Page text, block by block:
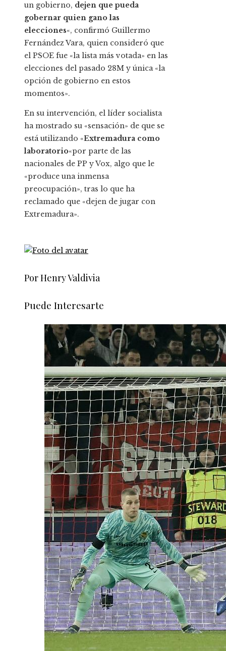
un gobierno, dejen que pueda
gobernar quien gano las
elecciones«, confirmó Guillermo
Fernández Vara, quien consideró que
el PSOE fue «la lista más votada» en las
elecciones del pasado 28M y única «la
opción de gobierno en estos
momentos».
En su intervención, el líder socialista
ha mostrado su «sensación» de que se
está utilizando «Extremadura como
laboratorio«por parte de las
nacionales de PP y Vox, algo que le
«produce una inmensa
preocupación», tras lo que ha
reclamado que «dejen de jugar con
Extremadura».
Por Henry Valdivia
Puede Interesarte